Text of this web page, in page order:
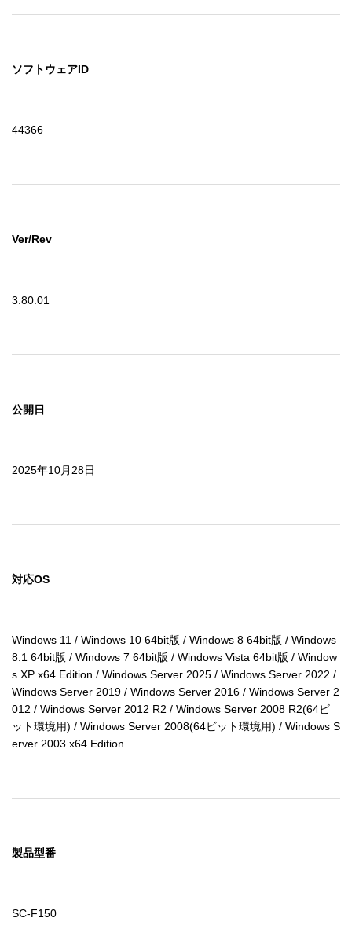
ソフトウェアID
44366
Ver/Rev
3.80.01
公開日
2025年10月28日
対応OS
Windows 11 / Windows 10 64bit版 / Windows 8 64bit版 / Windows
8.1 64bit版 / Windows 7 64bit版 / Windows Vista 64bit版 / Window
s XP x64 Edition / Windows Server 2025 / Windows Server 2022 /
Windows Server 2019 / Windows Server 2016 / Windows Server 2
012 / Windows Server 2012 R2 / Windows Server 2008 R2(64ビ
ット環境用) / Windows Server 2008(64ビット環境用) / Windows S
erver 2003 x64 Edition
製品型番
SC-F150